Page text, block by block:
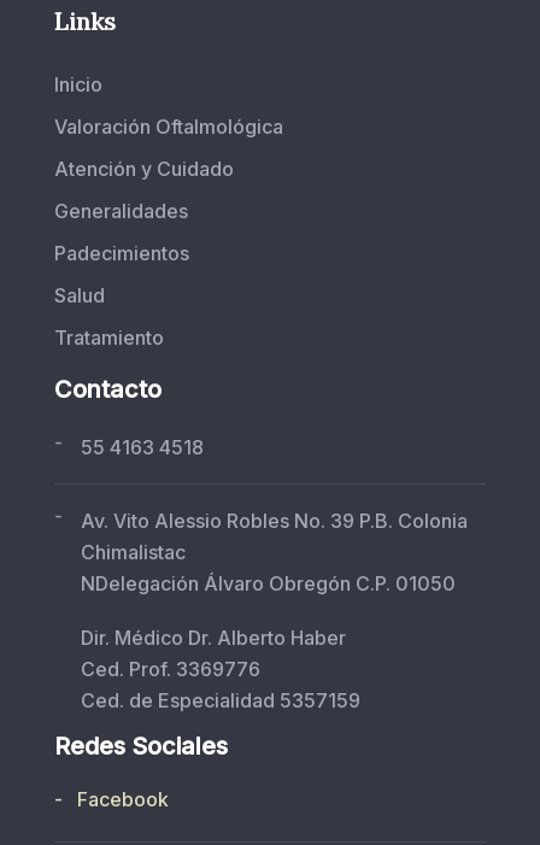
Links
Inicio
Valoración Oftalmológica
Atención y Cuidado
Generalidades
Padecimientos
Salud
Tratamiento
Contacto
- 55 4163 4518
-
Av. Vito Alessio Robles No. 39 P.B. Colonia
Chimalistac
NDelegación Álvaro Obregón C.P. 01050
Dir. Médico Dr. Alberto Haber
Ced. Prof. 3369776
Ced. de Especialidad 5357159
Redes Sociales
- Facebook